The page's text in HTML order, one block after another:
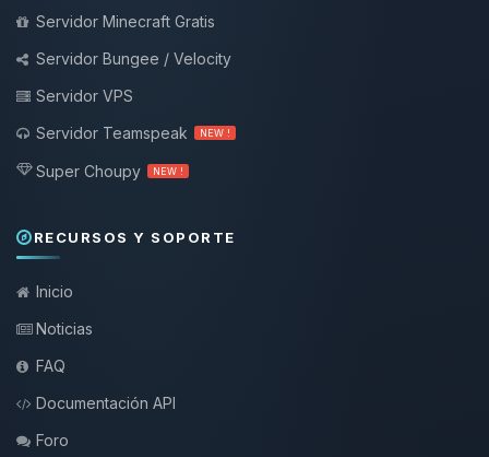
Servidor Minecraft Gratis
Servidor Bungee / Velocity
Servidor VPS
Servidor Teamspeak
NEW !
Super Choupy NEW !
RECURSOS Y SOPORTE
Inicio
Noticias
FAQ
Documentación API
Foro